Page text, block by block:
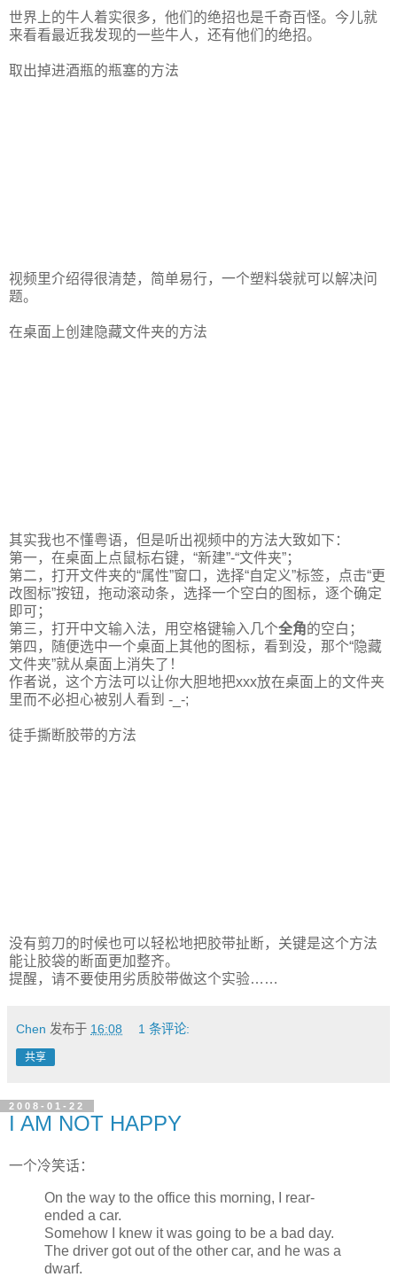
世界上的牛人着实很多，他们的绝招也是千奇百怪。今儿就
来看看最近我发现的一些牛人，还有他们的绝招。
取出掉进酒瓶的瓶塞的方法
视频里介绍得很清楚，简单易行，一个塑料袋就可以解决问
题。
在桌面上创建隐藏文件夹的方法
其实我也不懂粤语，但是听出视频中的方法大致如下：
第一，在桌面上点鼠标右键，“新建”-“文件夹”；
第二，打开文件夹的“属性”窗口，选择“自定义”标签，点击“更
改图标”按钮，拖动滚动条，选择一个空白的图标，逐个确定
即可；
第三，打开中文输入法，用空格键输入几个全角的空白；
第四，随便选中一个桌面上其他的图标，看到没，那个“隐藏
文件夹”就从桌面上消失了！
作者说，这个方法可以让你大胆地把xxx放在桌面上的文件夹
里而不必担心被别人看到 -_-;
徒手撕断胶带的方法
没有剪刀的时候也可以轻松地把胶带扯断，关键是这个方法
能让胶袋的断面更加整齐。
提醒，请不要使用劣质胶带做这个实验……
Chen 发布于 16:08 1 条评论:
共享
2008-01-22
I AM NOT HAPPY
一个冷笑话：
On the way to the office this morning, I rear-
ended a car.
Somehow I knew it was going to be a bad day.
The driver got out of the other car, and he was a
dwarf.